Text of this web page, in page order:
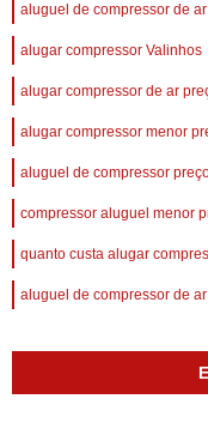
aluguel de compressor de
alugar compressor Valinhos
alugar compressor de ar
alugar compressor menor
aluguel de compressor
compressor aluguel menor
quanto custa alugar
aluguel de compressor de